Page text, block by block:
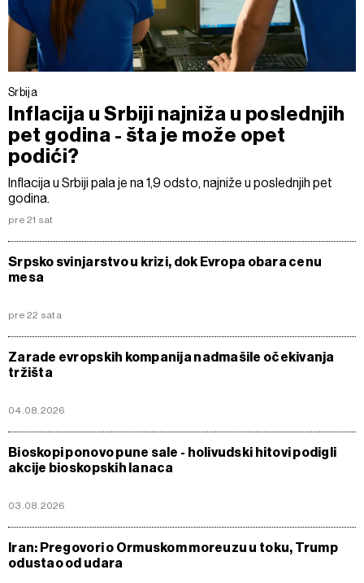
Srbija
Inflacija u Srbiji najniža u poslednjih
pet godina - šta je može opet
podići?
Inflacija u Srbiji pala je na 1,9 odsto, najniže u poslednjih pet
godina.
pre 21 sat
Srpsko svinjarstvo u krizi, dok Evropa obara cenu
mesa
pre 22 sata
Zarade evropskih kompanija nadmašile očekivanja
tržišta
04.08.2026
Bioskopi ponovo pune sale - holivudski hitovi podigli
akcije bioskopskih lanaca
03.08.2026
Iran: Pregovori o Ormuskom moreuzu u toku, Trump
odustao od udara